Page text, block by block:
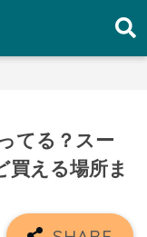
てる？スー
買える場所ま